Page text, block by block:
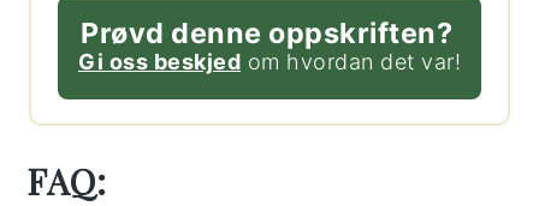
Prøvd denne oppskriften?
Gi oss beskjed om hvordan det var!
FAQ: